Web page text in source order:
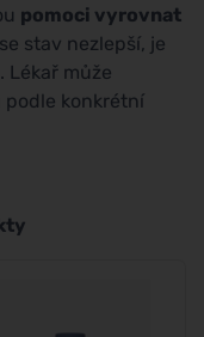
pomoci vyrovnat
stav nezlepší, je
může
konkrétní